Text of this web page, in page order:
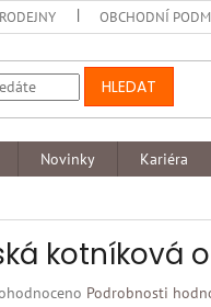
OBCHODNÍ
HLEDAT
Novinky
Kariéra
kotníková
Podrobnosti